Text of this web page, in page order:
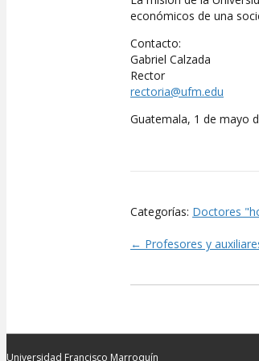
económicos de una
Contacto:
Gabriel Calzada
Rector
rectoria@ufm.edu
Guatemala, 1 de mayo
Categorías: Doctores
Posts
← Profesores y
Universidad Francisco Marroquín